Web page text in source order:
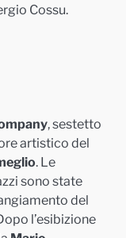
Cossu.
, sestetto
artistico del
. Le
sono state
del
l’esibizione